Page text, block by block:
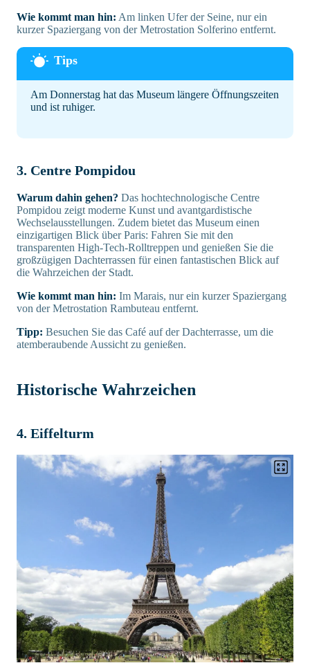
Wie kommt man hin: Am linken Ufer der Seine, nur ein
kurzer Spaziergang von der Metrostation Solferino entfernt.
Am Donnerstag hat das Museum längere Öffnungszeiten
und ist ruhiger.
3. Centre Pompidou
Warum dahin gehen? Das hochtechnologische Centre
Pompidou zeigt moderne Kunst und avantgardistische
Wechselausstellungen. Zudem bietet das Museum einen
einzigartigen Blick über Paris: Fahren Sie mit den
transparenten High-Tech-Rolltreppen und genießen Sie die
großzügigen Dachterrassen für einen fantastischen Blick auf
die Wahrzeichen der Stadt.
Wie kommt man hin: Im Marais, nur ein kurzer Spaziergang
von der Metrostation Rambuteau entfernt.
Tipp: Besuchen Sie das Café auf der Dachterrasse, um die
atemberaubende Aussicht zu genießen.
Historische Wahrzeichen
4. Eiffelturm